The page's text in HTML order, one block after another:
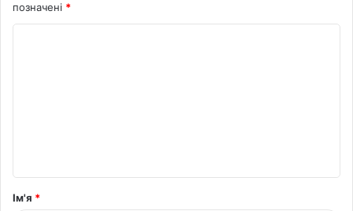
позначені *
а
р
Ім'я *